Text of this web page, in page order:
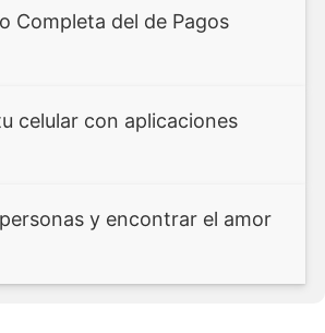
Completa del de Pagos
celular con aplicaciones
y encontrar el amor